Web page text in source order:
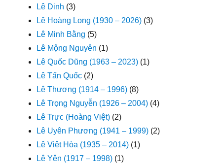
Lê Dinh (3)
Lê Hoàng Long (1930 – 2026) (3)
Lê Minh Bằng (5)
Lê Mộng Nguyên (1)
Lê Quốc Dũng (1963 – 2023) (1)
Lê Tấn Quốc (2)
Lê Thương (1914 – 1996) (8)
Lê Trọng Nguyễn (1926 – 2004) (4)
Lê Trực (Hoàng Việt) (2)
Lê Uyên Phương (1941 – 1999) (2)
Lê Việt Hòa (1935 – 2014) (1)
Lê Yên (1917 – 1998) (1)